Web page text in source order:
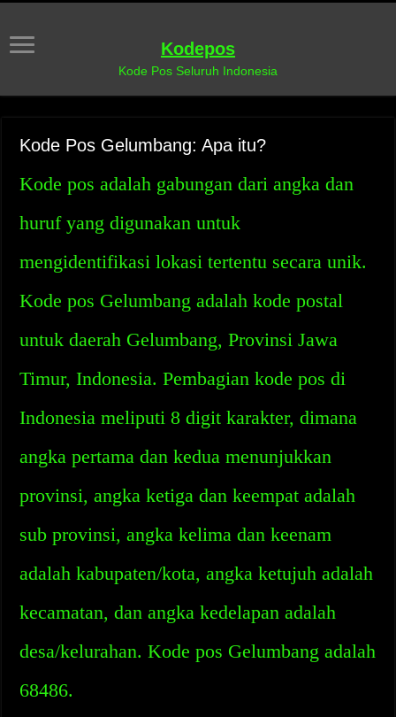
Kodepos
Kode Pos Seluruh Indonesia
Kode Pos Gelumbang: Apa itu?
Kode pos adalah gabungan dari angka dan
huruf yang digunakan untuk
mengidentifikasi lokasi tertentu secara unik.
Kode pos Gelumbang adalah kode postal
untuk daerah Gelumbang, Provinsi Jawa
Timur, Indonesia. Pembagian kode pos di
Indonesia meliputi 8 digit karakter, dimana
angka pertama dan kedua menunjukkan
provinsi, angka ketiga dan keempat adalah
sub provinsi, angka kelima dan keenam
adalah kabupaten/kota, angka ketujuh adalah
kecamatan, dan angka kedelapan adalah
desa/kelurahan. Kode pos Gelumbang adalah
68486.